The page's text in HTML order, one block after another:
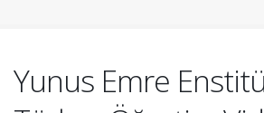
Yunus Emre